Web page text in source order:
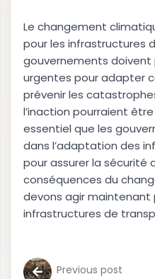
Le changement
pour les infrastructures
gouvernements doivent
urgentes pour adapter
prévenir les
l’inaction pourraient
essentiel que les
dans l’adaptation des
pour assurer la sécurité
conséquences du
devons agir maintenant
infrastructures de
Previous post